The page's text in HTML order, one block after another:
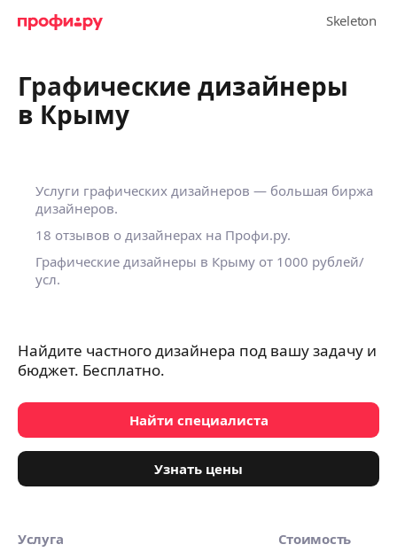
Графические дизайнеры
в Крыму
Услуги графических дизайнеров — большая биржа
дизайнеров.
18 отзывов о дизайнерах на Профи.ру.
Графические дизайнеры в Крыму от 1000 рублей/
усл.
Найдите частного дизайнера под вашу задачу и
бюджет. Бесплатно.
Найти специалиста
Узнать цены
Услуга Стоимость